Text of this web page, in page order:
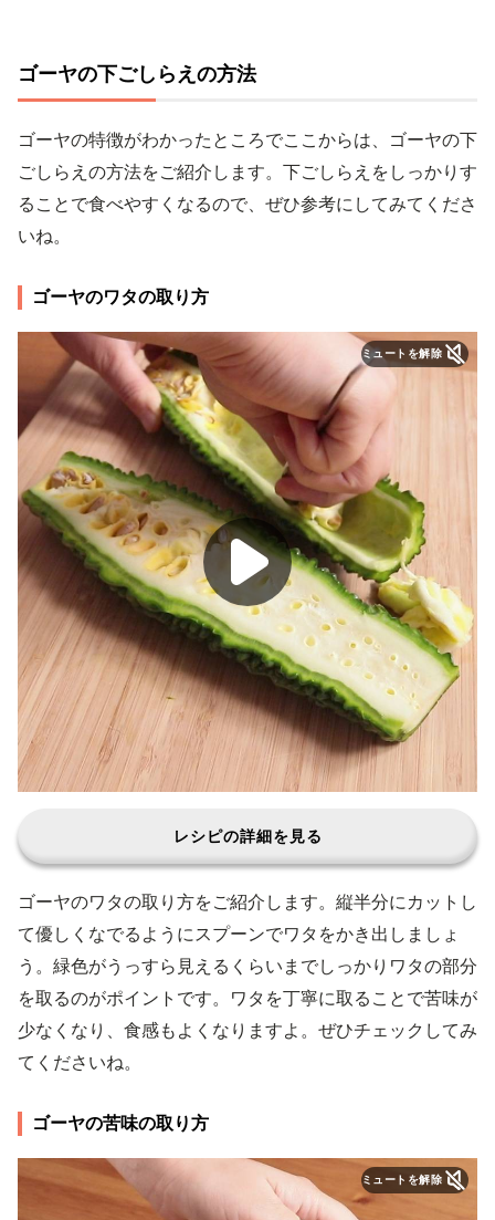
ゴーヤの下ごしらえの方法
ゴーヤの特徴がわかったところでここからは、ゴーヤの下
ごしらえの方法をご紹介します。下ごしらえをしっかりす
ることで食べやすくなるので、ぜひ参考にしてみてくださ
いね。
ゴーヤのワタの取り方
ミュートを解除
レシピの詳細を見る
ゴーヤのワタの取り方をご紹介します。縦半分にカットし
て優しくなでるようにスプーンでワタをかき出しましょ
う。緑色がうっすら見えるくらいまでしっかりワタの部分
を取るのがポイントです。ワタを丁寧に取ることで苦味が
少なくなり、食感もよくなりますよ。ぜひチェックしてみ
てくださいね。
ゴーヤの苦味の取り方
ミュートを解除